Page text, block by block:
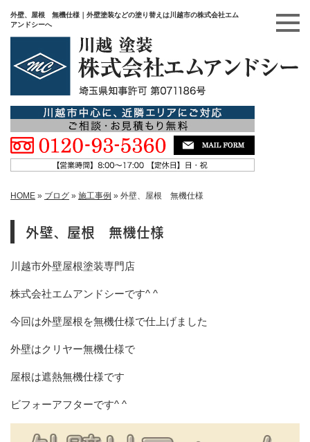
外壁、屋根 無機仕様｜外壁塗装などの塗り替えは川越市の株式会社エム
アンドシーへ
HOME » ブログ » 施工事例 » 外壁、屋根 無機仕様
外壁、屋根 無機仕様
川越市外壁屋根塗装専門店
株式会社エムアンドシーです^ ^
今回は外壁屋根を無機仕様で仕上げました
外壁はクリヤー無機仕様で
屋根は遮熱無機仕様です
ビフォーアフターです^ ^